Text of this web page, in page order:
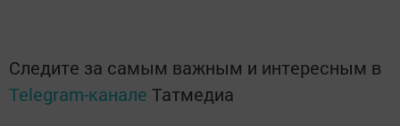
Следите за самым важным и интересным в
Telegram-канале Татмедиа